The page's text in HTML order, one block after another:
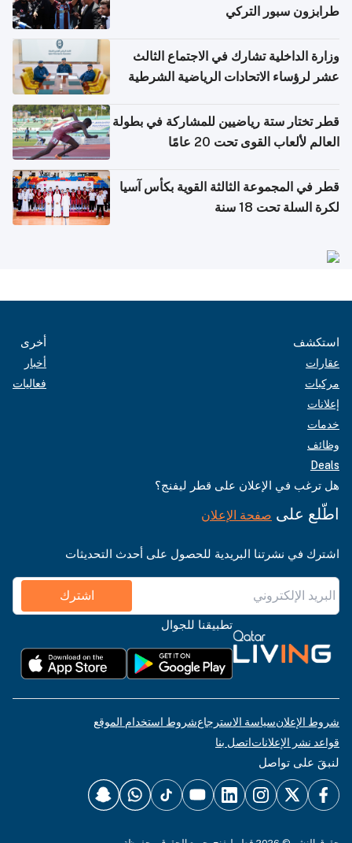
طرابزون سبور التركي
وزارة الداخلية تشارك في الاجتماع الثالث
عشر لرؤساء الاتحادات الرياضية الشرطية
قطر تختار ستة رياضيين للمشاركة في بطولة
العالم لألعاب القوى تحت 20 عامًا
قطر في المجموعة الثالثة القوية بكأس آسيا
لكرة السلة تحت 18 سنة
استكشف
عقارات
مركبات
إعلانات
خدمات
وظائف
Deals
أخرى
أخبار
فعاليات
هل ترغب في الإعلان على قطر ليفنج؟
اطّلع على صفحة الإعلان
اشترك في نشرتنا البريدية للحصول على أحدث التحديثات
اشترك
تطبيقنا للجوال
شروط الإعلانسياسة الاسترجاعشروط استخدام الموقع
قواعد نشر الإعلاناتاتصل بنا
لنبقَ على تواصل